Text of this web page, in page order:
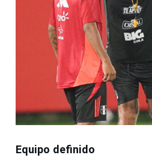
Equipo definido